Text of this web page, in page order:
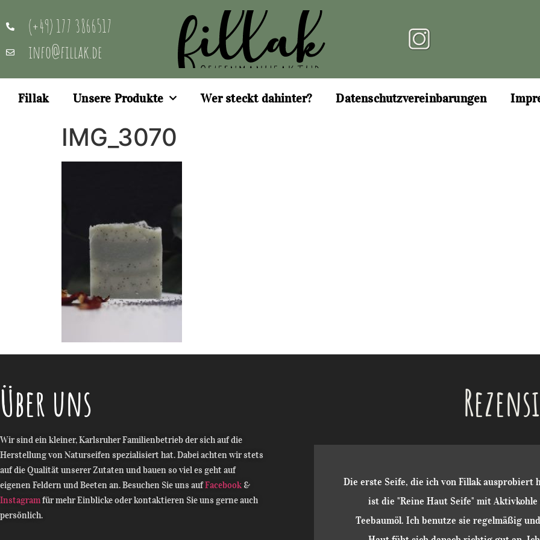
(+49) 177 3866517
info@fillak.de
Fillak Unsere Produkte Wer steckt dahinter? Datenschutzvereinbarungen
IMG_3070
Über uns
Wir sind ein kleiner, Karlsruher Familienbetrieb der sich auf die
Herstellung von Naturseifen spezialisiert hat. Dabei achten wir stets
auf die Qualität unserer Zutaten und bauen so viel es geht auf
eigenen Feldern und Beeten an. Besuchen Sie uns aufFacebook &
Instagramfür mehr Einblicke oder kontaktieren Sie uns gerne auch
persönlich.
Die Seifen sind das Highlight in meinem Bad!
Die erste Seife, die ich von Fillak ausprobiert
ist die "Reine Haut Seife" mit Aktivkohle
Teebaumöl. Ich benutze sie regelmäßig